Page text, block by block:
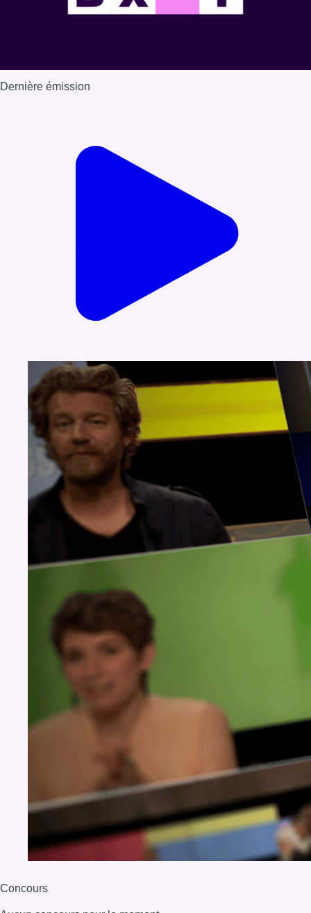
Aucun concours pour le moment